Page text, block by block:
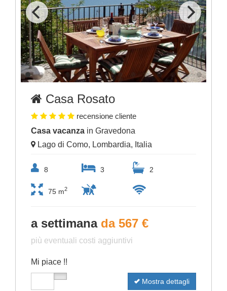
Casa Rosato
recensione cliente
Casa vacanza in Gravedona
Lago di Como, Lombardia, Italia
8 3 2
75 m2
a settimana da 567 €
più eventuali costi aggiuntivi
Mi piace !!
Mostra dettagli